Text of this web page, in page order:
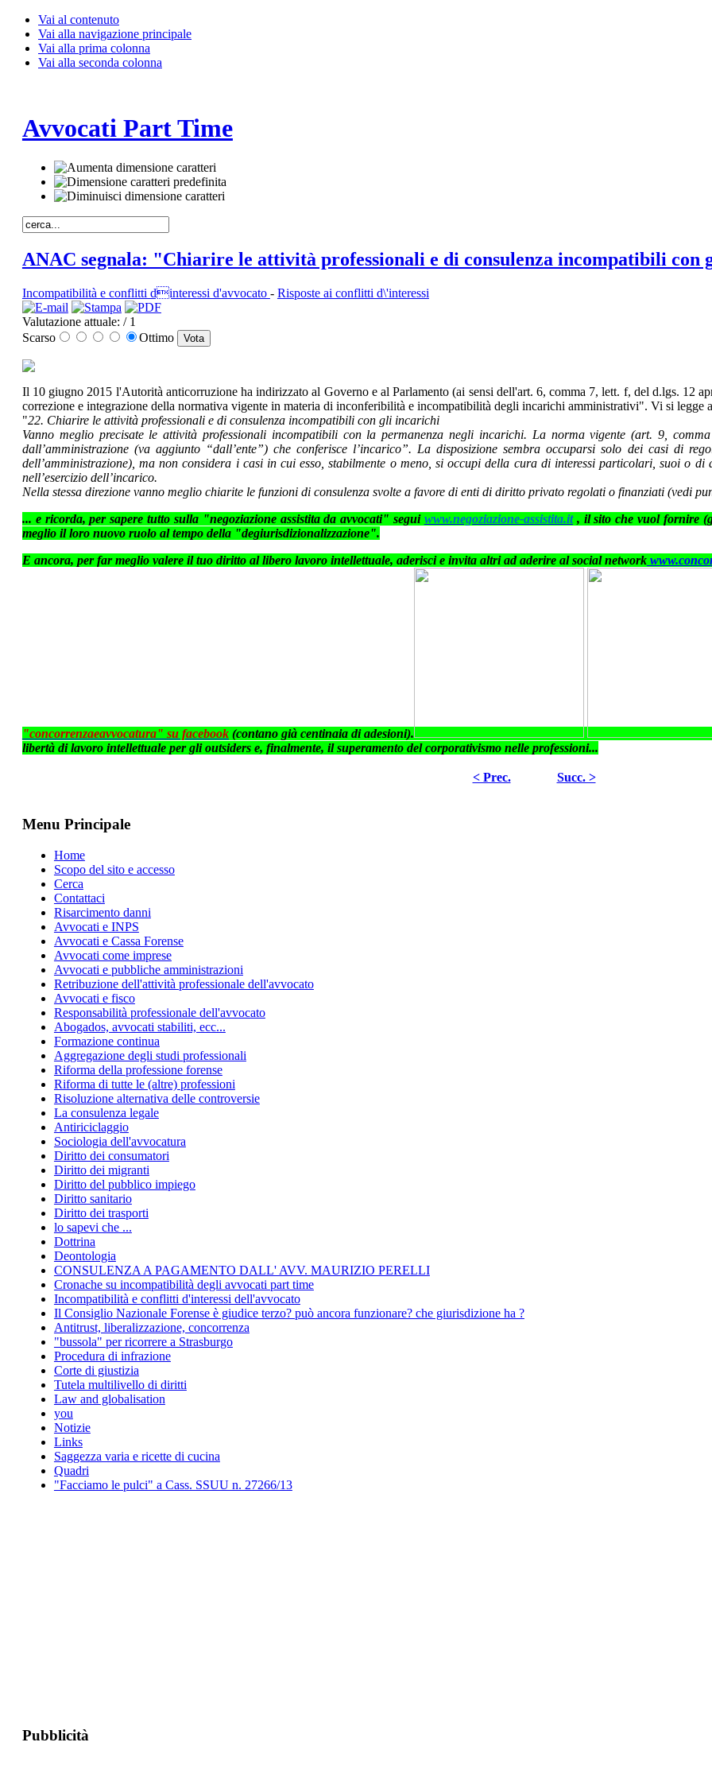
Vai al contenuto
Vai alla navigazione principale
Vai alla prima colonna
Vai alla seconda colonna
Avvocati Part Time
ANAC segnala: "Chiarire le attività professionali e di consulenza incompatibili
Incompatibilità e conflitti dinteressi d'avvocato - Risposte ai conflitti d\'interessi
Valutazione attuale: / 1
Scarso
Ottimo
Il 10 giugno 2015 l'Autorità anticorruzione ha indirizzato al Governo e al Parlamento (ai sensi dell'art. 6, comma 7, lett. f, del d.lgs. 12
correzione e integrazione della normativa vigente in materia di inconferibilità e incompatibilità degli incarichi amministrativi". Vi si legge
"22. Chiarire le attività professionali e di consulenza incompatibili con gli incarichi
Vanno meglio precisate le attività professionali incompatibili con la permanenza negli incarichi. La norma vigente (art. 9,
dall’amministrazione (va aggiunto “dall’ente”) che conferisce l’incarico”. La disposizione sembra occuparsi solo dei casi di
dell’amministrazione), ma non considera i casi in cui esso, stabilmente o meno, si occupi della cura di interessi particolari, suoi o
nell’esercizio dell’incarico.
Nella stessa direzione vanno meglio chiarite le funzioni di consulenza svolte a favore di enti di diritto privato regolati o finanziati (vedi
... e ricorda, per sapere tutto sulla "negoziazione assistita da avvocati" segui www.negoziazione-assistita.it, il sito che vuol fornire
meglio il loro nuovo ruolo al tempo della "degiurisdizionalizzazione".
E ancora, per far meglio valere il tuo diritto al libero lavoro intellettuale, aderisci e invita altri ad aderire al social network
"concorrenzaeavvocatura" su facebook(contano già centinaia di adesioni).
libertà di lavoro intellettuale per gli outsiders e, finalmente, il superamento del corporativismo nelle professioni...
< Prec. Succ. >
Menu Principale
Home
Scopo del sito e accesso
Cerca
Contattaci
Risarcimento danni
Avvocati e INPS
Avvocati e Cassa Forense
Avvocati come imprese
Avvocati e pubbliche amministrazioni
Retribuzione dell'attività professionale dell'avvocato
Avvocati e fisco
Responsabilità professionale dell'avvocato
Abogados, avvocati stabiliti, ecc...
Formazione continua
Aggregazione degli studi professionali
Riforma della professione forense
Riforma di tutte le (altre) professioni
Risoluzione alternativa delle controversie
La consulenza legale
Antiriciclaggio
Sociologia dell'avvocatura
Diritto dei consumatori
Diritto dei migranti
Diritto del pubblico impiego
Diritto sanitario
Diritto dei trasporti
lo sapevi che ...
Dottrina
Deontologia
CONSULENZA A PAGAMENTO DALL' AVV. MAURIZIO PERELLI
Cronache su incompatibilità degli avvocati part time
Incompatibilità e conflitti d'interessi dell'avvocato
Il Consiglio Nazionale Forense è giudice terzo? può ancora funzionare? che giurisdizione ha ?
Antitrust, liberalizzazione, concorrenza
"bussola" per ricorrere a Strasburgo
Procedura di infrazione
Corte di giustizia
Tutela multilivello di diritti
Law and globalisation
you
Notizie
Links
Saggezza varia e ricette di cucina
Quadri
"Facciamo le pulci" a Cass. SSUU n. 27266/13
Pubblicità